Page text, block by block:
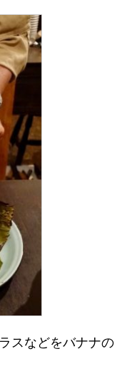
スなどをバナナの